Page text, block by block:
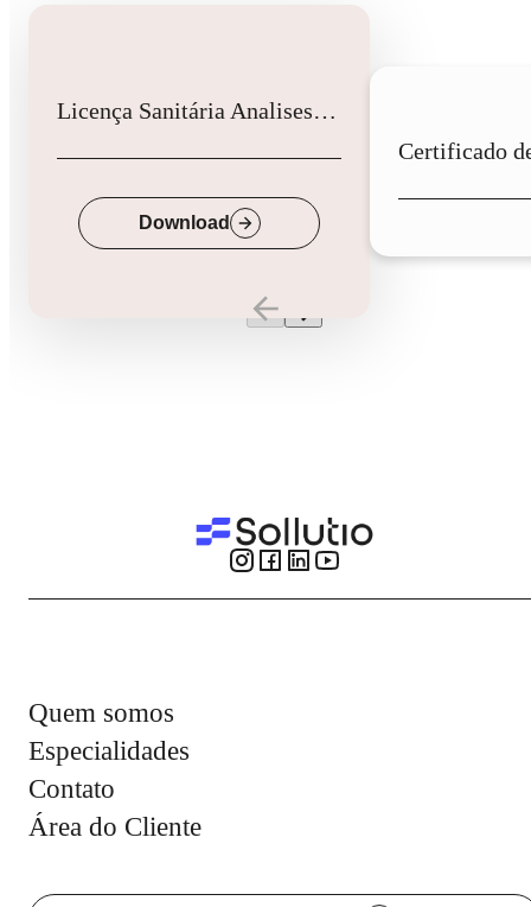
Licença Sanitária Analises Clinicas
Download
Quem somos
Especialidades
Contato
Área do Cliente